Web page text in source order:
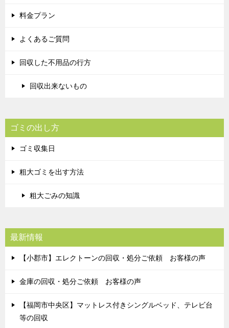
料金プラン
よくあるご質問
回収した不用品の行方
回収出来ないもの
ゴミの出し方
ゴミ収集日
粗大ゴミを出す方法
粗大ごみの知識
最新情報
【小郡市】エレクトーンの回収・処分ご依頼 お客様の声
金庫の回収・処分ご依頼 お客様の声
【福岡市中央区】マットレス付きシングルベッド、テレビ台
等の回収